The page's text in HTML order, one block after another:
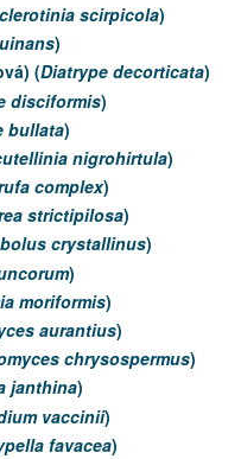
scirpicola)
)
(Diatrype decorticata)
disciformis)
bullata)
nigrohirtula)
complex)
strictipilosa)
crystallinus)
)
moriformis)
aurantius)
chrysospermus)
janthina)
vaccinii)
favacea)